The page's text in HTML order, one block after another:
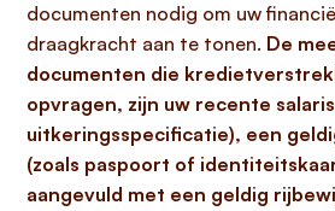
documenten nodig om uw
draagkracht aan te tonen. De
documenten die
opvragen, zijn uw recente
uitkeringsspecificatie), een
(zoals paspoort of
aangevuld met een geldig